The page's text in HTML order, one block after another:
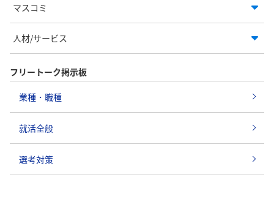
マスコミ
人材/サービス
フリートーク掲示板
業種・職種
就活全般
選考対策